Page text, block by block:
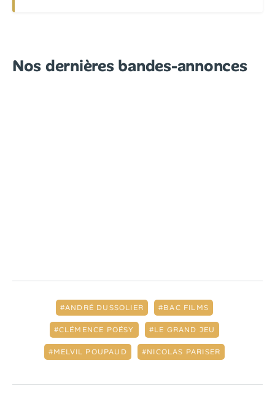
Nos dernières bandes-annonces
ANDRÉ DUSSOLIER BAC FILMS
CLÉMENCE POÉSY LE GRAND JEU
MELVIL POUPAUD NICOLAS PARISER